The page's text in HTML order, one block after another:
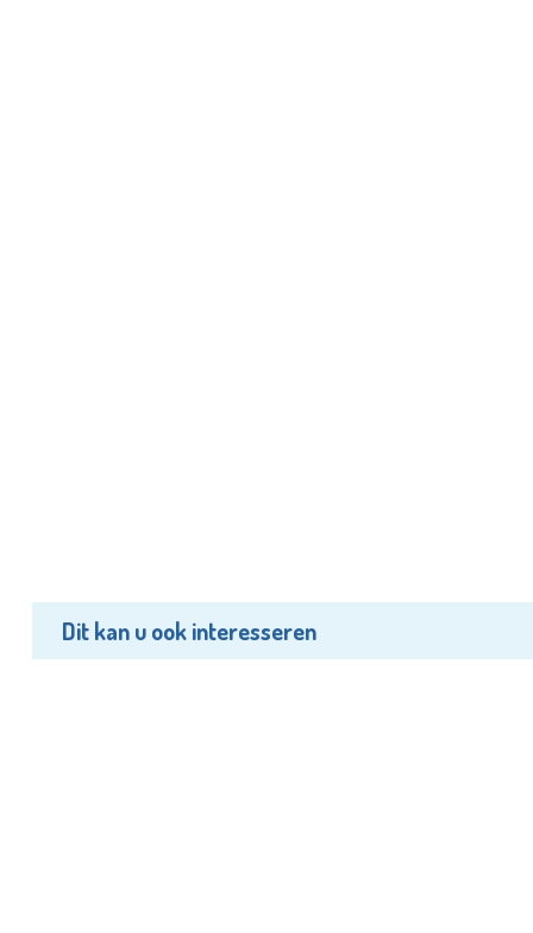
Dit kan u ook interesseren